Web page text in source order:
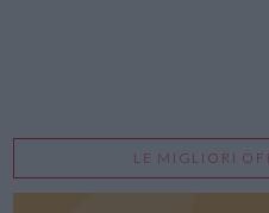
LE MIGLIORI